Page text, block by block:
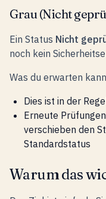
Grau (Nicht
Ein Status Nicht
noch kein
Was du erwarten
Dies ist in der
Erneute
verschieben den
Standardstatus
Warum das